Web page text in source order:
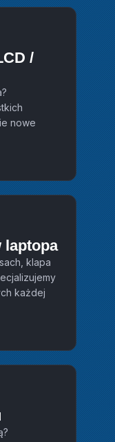
/
nowe
laptopa
klapa
każdej